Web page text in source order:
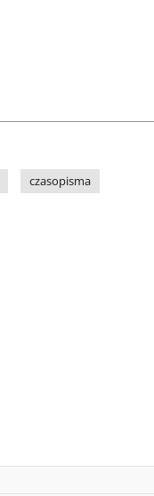
czasopisma